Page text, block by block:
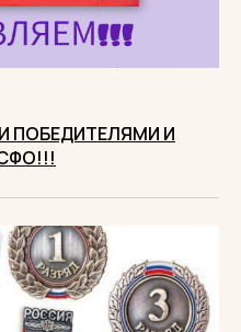
ПОБЕДИТЕЛЯМИ И